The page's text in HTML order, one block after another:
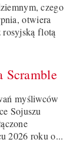
czego
otwiera
rosyjską flotą
Scramble
myśliwców
Sojuszu
2026 roku o...